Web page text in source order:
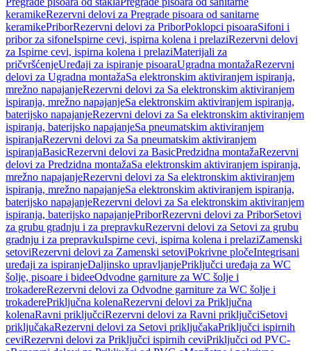
keramikeRezervni delovi za Pregrade pisoara od sanitarne
keramikePriborRezervni delovi za PriborPoklopci pisoaraSifoni i
pribor za sifoneIspirne cevi, ispirna kolena i prelaziRezervni delovi
za Ispirne cevi, ispirna kolena i prelaziMaterijali za
pričvršćenjeUređaji za ispiranje pisoaraUgradna montažaRezervni
delovi za Ugradna montažaSa elektronskim aktiviranjem ispiranja,
mrežno napajanjeRezervni delovi za Sa elektronskim aktiviranjem
ispiranja, mrežno napajanjeSa elektronskim aktiviranjem ispiranja,
baterijsko napajanjeRezervni delovi za Sa elektronskim aktiviranjem
ispiranja, baterijsko napajanjeSa pneumatskim aktiviranjem
ispiranjaRezervni delovi za Sa pneumatskim aktiviranjem
ispiranjaBasicRezervni delovi za BasicPredzidna montažaRezervni
delovi za Predzidna montažaSa elektronskim aktiviranjem ispiranja,
mrežno napajanjeRezervni delovi za Sa elektronskim aktiviranjem
ispiranja, mrežno napajanjeSa elektronskim aktiviranjem ispiranja,
baterijsko napajanjeRezervni delovi za Sa elektronskim aktiviranjem
ispiranja, baterijsko napajanjePriborRezervni delovi za PriborSetovi
za grubu gradnju i za prepravkuRezervni delovi za Setovi za grubu
gradnju i za prepravkuIspirne cevi, ispirna kolena i prelaziZamenski
setoviRezervni delovi za Zamenski setoviPokrivne pločeIntegrisani
uređaji za ispiranjeDaljinsko upravljanjePriključci uređaja za WC
šolje, pisoare i bideeOdvodne garniture za WC šolje i
trokadereRezervni delovi za Odvodne garniture za WC šolje i
trokaderePriključna kolenaRezervni delovi za Priključna
kolenaRavni priključciRezervni delovi za Ravni priključciSetovi
priključakaRezervni delovi za Setovi priključakaPriključci ispirnih
ceviRezervni delovi za Priključci ispirnih ceviPriključci od PVC-